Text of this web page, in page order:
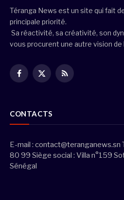
Téranga News est un site qui fait
principale priorité.
Sa réactivité, sa créativité, son
vous procurent une autre vision de
Facebook
X
RSS
CONTACTS
E-mail : contact@teranganews.sn
80 99 Siège social : Villa n°159
Sénégal